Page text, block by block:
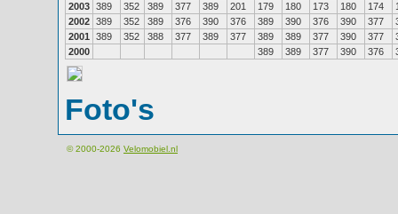
2003 389 352 389 377 389 201 179 180 173 180 174
2002 389 352 389 376 390 376 389 390 376 390 377
2001
389 352 388 377 389 377 389 389 377 390 377
2000
389 389 377 390 376
Foto's
© 2000-2026 Velomobiel.nl